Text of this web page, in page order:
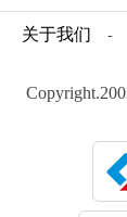
关于我们 -